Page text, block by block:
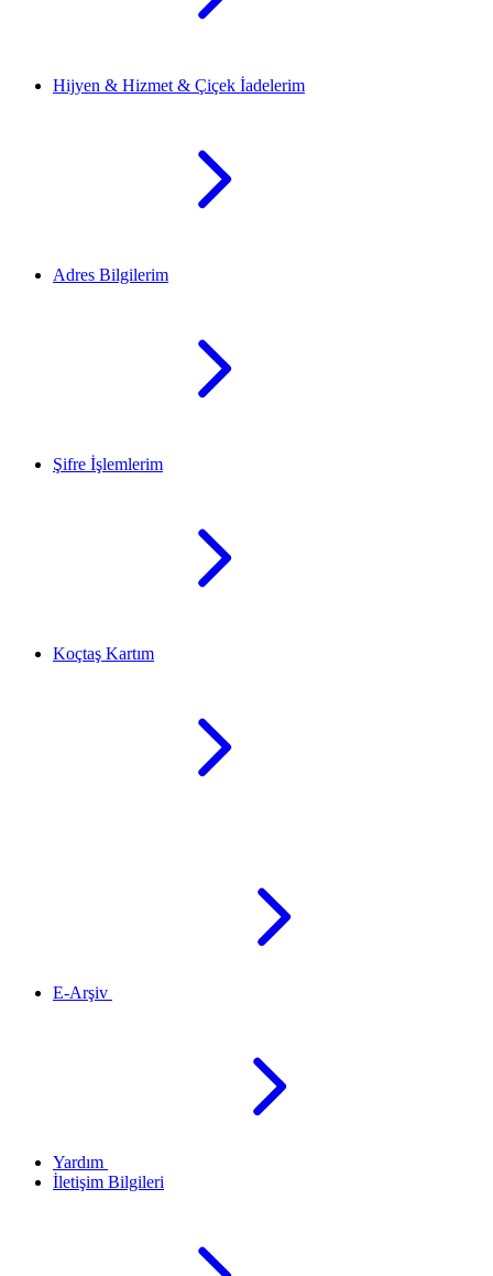
Hijyen & Hizmet & Çiçek İadelerim
Adres Bilgilerim
Şifre İşlemlerim
Koçtaş Kartım
E-Arşiv
Yardım
İletişim Bilgileri